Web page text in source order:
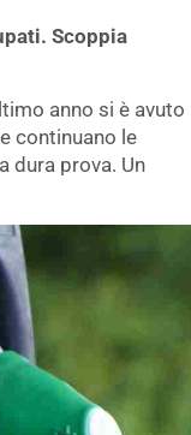
Scoppia
anno si è avuto
continuano le
dura prova. Un